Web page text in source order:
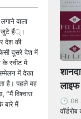
वाला
में जुटे हैं्।
देश की
दूसरे देश में
के स्वीट में
में देखा
है। पहले वह
विश्वास
बारे में
लाइफ
06